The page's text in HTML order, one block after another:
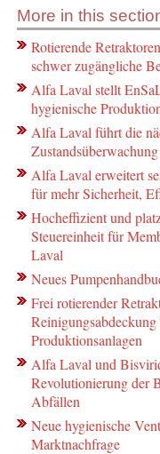
More in this
Rotierende
schwer zugängliche
Alfa Laval stellt
hygienische
Alfa Laval führt die
Alfa Laval erweitert
für mehr Sicherheit,
Hocheffizient und
Steuereinheit für
Laval
Neues
Frei rotierender
Produktionsanlagen
Alfa Laval und
Revolutionierung der
Abfällen
Neue hygienische
Marktnachfrage